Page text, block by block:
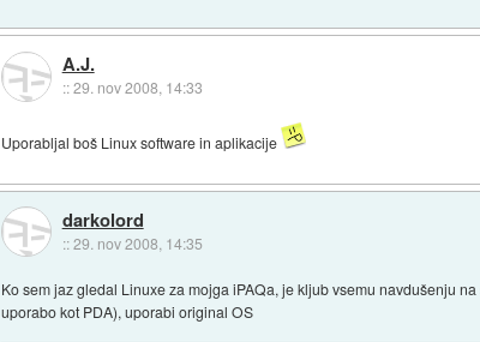
A.J.
::29. nov 2008, 14:33
Uporabljal boš Linux software in aplikacije
darkolord
::29. nov 2008, 14:35
Ko sem jaz gledal Linuxe za mojga iPAQa, je kljub vsemu navdušenju
uporabo kot PDA), uporabi original OS